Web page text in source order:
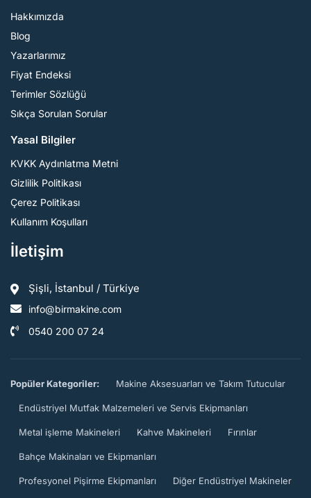
Hakkımızda
Blog
Yazarlarımız
Fiyat Endeksi
Terimler Sözlüğü
Sıkça Sorulan Sorular
Yasal Bilgiler
KVKK Aydınlatma Metni
Gizlilik Politikası
Çerez Politikası
Kullanım Koşulları
İletişim
Şişli, İstanbul / Türkiye
info@birmakine.com
0540 200 07 24
Popüler Kategoriler: Makine Aksesuarları ve Takım Tutucular
Endüstriyel Mutfak Malzemeleri ve Servis Ekipmanları
Metal işleme Makineleri Kahve Makineleri Fırınlar
Bahçe Makinaları ve Ekipmanları
Profesyonel Pişirme Ekipmanları Diğer Endüstriyel Makineler